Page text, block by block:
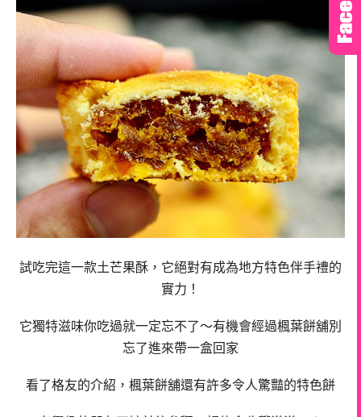
試吃完這一款土芒果酥，它絕對有成為地方特色伴手禮的
實力！
它獨特滋味你吃過就一定忘不了～有機會經過楓葉餅舖別
忘了進來帶一盒回家
看了格友的介紹，楓葉餅舖還有許多令人驚豔的特色餅